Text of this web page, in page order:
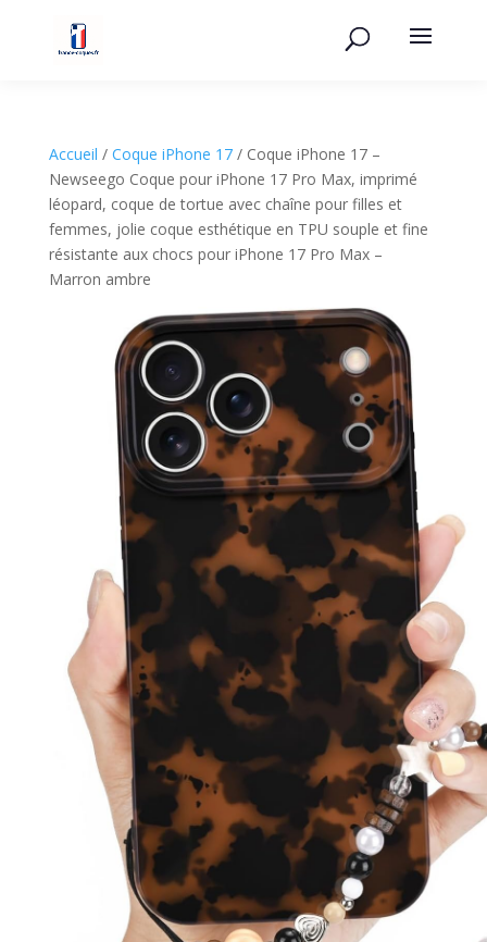
Accueil / Coque iPhone 17/ Coque iPhone 17 –
Newseego Coque pour iPhone 17 Pro Max, imprimé
léopard, coque de tortue avec chaîne pour filles et
femmes, jolie coque esthétique en TPU souple et fine
résistante aux chocs pour iPhone 17 Pro Max –
Marron ambre